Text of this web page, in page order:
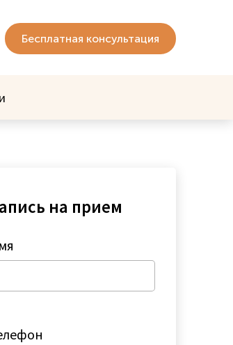
Бесплатная консультация
на прием